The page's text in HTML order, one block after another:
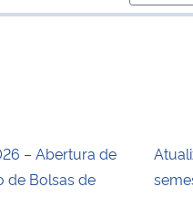
– Abertura de
de Bolsas de